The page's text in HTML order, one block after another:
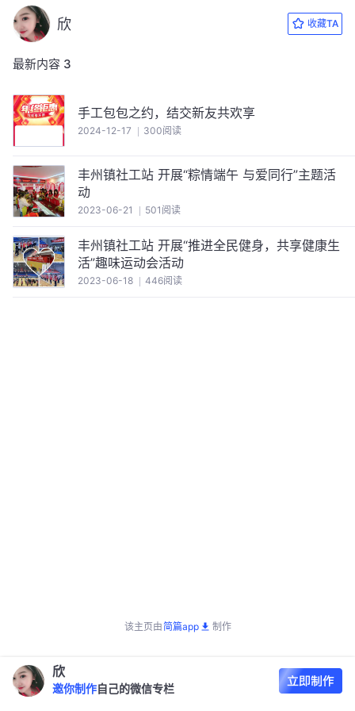
欣 收藏TA
最新内容 3
手工包包之约，结交新友共欢享
2024-12-17 300阅读
丰州镇社工站 开展“粽情端午 与爱同行”主题活
动
2023-06-21 501阅读
丰州镇社工站 开展“推进全民健身，共享健康生
活”趣味运动会活动
2023-06-18 446阅读
该主页由简篇app 制作
欣
邀你制作 自己的微信专栏